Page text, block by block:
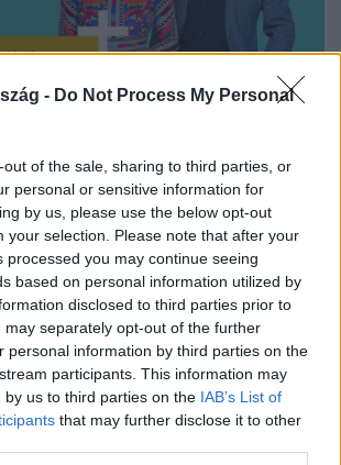
- Do Not Process My Personal
out of the sale, sharing to third parties, or
personal or sensitive information for
by us, please use the below opt-out
your selection. Please note that after your
processed you may continue seeing
based on personal information utilized by
disclosed to third parties prior to
may separately opt-out of the further
personal information by third parties on the
participants. This information may
by us to third parties on the IAB’s List of
that may further disclose it to other
adásait az RTL+ felületén!
hogy az RTL.hu az elsők között
találatokban!